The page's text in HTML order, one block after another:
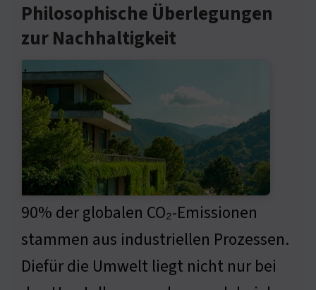
Philosophische Überlegungen
zur Nachhaltigkeit
90% der globalen CO₂-Emissionen
stammen aus industriellen Prozessen.
Diefür die Umwelt liegt nicht nur bei